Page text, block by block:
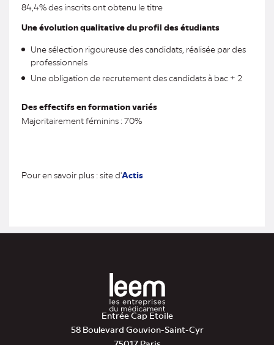
84,4% des inscrits ont obtenu le titre
Une évolution qualitative du profil des étudiants
Une sélection rigoureuse des candidats, réalisée par des
professionnels
Une obligation de recrutement des candidats à bac + 2
Des effectifs en formation variés
Majoritairement féminins : 70%
Pour en savoir plus : site d'Actis
Entrée Cap Etoile
58 Boulevard Gouvion-Saint-Cyr